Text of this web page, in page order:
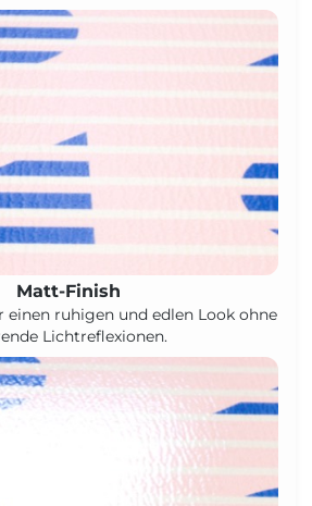
Matt-Finish
einen ruhigen und edlen Look ohne
Lichtreflexionen.